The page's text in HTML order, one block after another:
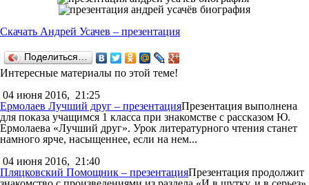
Скачать Андрей Усачев – презентация
Поделиться…
Интересные материалы по этой теме!
04 июня 2016, 21:25
Ермолаев Лучший друг – презентацияПрезентация выполнена
для показа учащимся 1 класса при знакомстве с рассказом Ю.
Ермолаева «Лучший друг». Урок литературного чтения станет
намного ярче, насыщеннее, если на нем...
04 июня 2016, 21:40
Пляцковский Помощник – презентацияПрезентация продолжит